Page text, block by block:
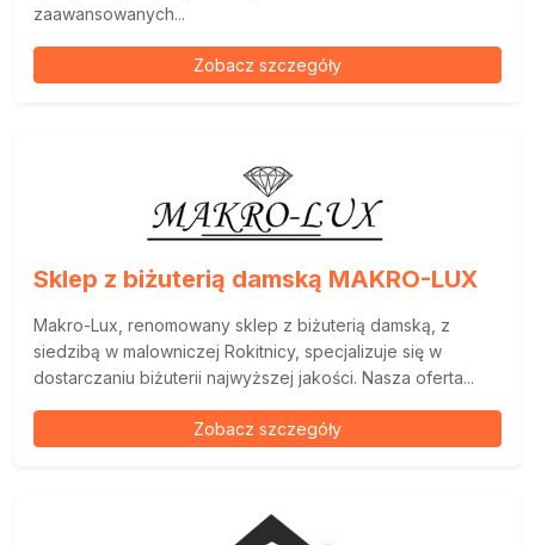
zaawansowanych...
Zobacz szczegóły
Sklep z biżuterią damską MAKRO-LUX
Makro-Lux, renomowany sklep z biżuterią damską, z
siedzibą w malowniczej Rokitnicy, specjalizuje się w
dostarczaniu biżuterii najwyższej jakości. Nasza oferta...
Zobacz szczegóły